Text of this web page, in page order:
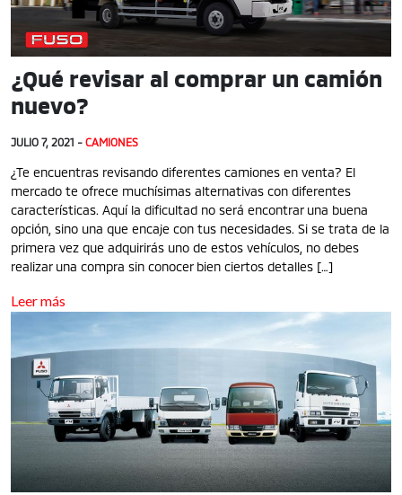
¿Qué revisar al comprar un camión
nuevo?
JULIO 7, 2021 - CAMIONES
¿Te encuentras revisando diferentes camiones en venta? El
mercado te ofrece muchísimas alternativas con diferentes
características. Aquí la dificultad no será encontrar una buena
opción, sino una que encaje con tus necesidades. Si se trata de la
primera vez que adquirirás uno de estos vehículos, no debes
realizar una compra sin conocer bien ciertos detalles […]
Leer más